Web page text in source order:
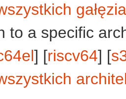
to a specific
] [riscv64] [